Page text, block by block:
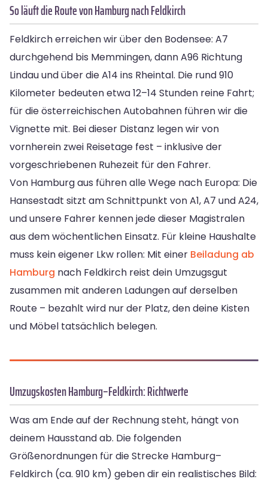
So läuft die Route von Hamburg nach Feldkirch
Feldkirch erreichen wir über den Bodensee: A7
durchgehend bis Memmingen, dann A96 Richtung
Lindau und über die A14 ins Rheintal. Die rund 910
Kilometer bedeuten etwa 12–14 Stunden reine Fahrt;
für die österreichischen Autobahnen führen wir die
Vignette mit. Bei dieser Distanz legen wir von
vornherein zwei Reisetage fest – inklusive der
vorgeschriebenen Ruhezeit für den Fahrer.
Von Hamburg aus führen alle Wege nach Europa: Die
Hansestadt sitzt am Schnittpunkt von A1, A7 und A24,
und unsere Fahrer kennen jede dieser Magistralen
aus dem wöchentlichen Einsatz. Für kleine Haushalte
muss kein eigener Lkw rollen: Mit einer Beiladung ab
Hamburg nach Feldkirch reist dein Umzugsgut
zusammen mit anderen Ladungen auf derselben
Route – bezahlt wird nur der Platz, den deine Kisten
und Möbel tatsächlich belegen.
Umzugskosten Hamburg–Feldkirch: Richtwerte
Was am Ende auf der Rechnung steht, hängt von
deinem Hausstand ab. Die folgenden
Größenordnungen für die Strecke Hamburg–
Feldkirch (ca. 910 km) geben dir ein realistisches Bild: